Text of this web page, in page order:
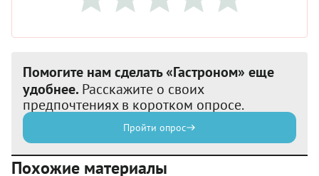
Помогите нам сделать «Гастроном» еще
удобнее. Расскажите о своих
предпочтениях в коротком опросе.
Пройти опрос
Похожие материалы